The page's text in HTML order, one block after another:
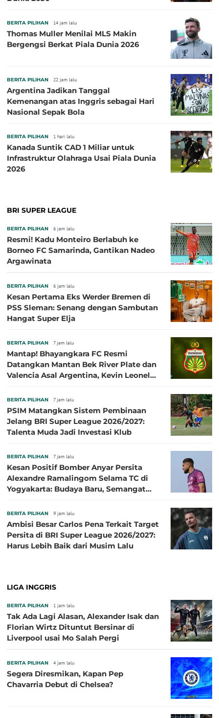
BERITA PILIHAN 14 jam lalu
Thomas Muller Menilai MLS Makin
Bergengsi Berkat Piala Dunia 2026
BERITA PILIHAN 22 jam lalu
Argentina Jadikan Tanggal
Kemenangan atas Inggris sebagai Hari
Nasional Sepak Bola
BERITA PILIHAN 1 hari lalu
Kanada Suntik CAD 1 Miliar untuk
Infrastruktur Olahraga Usai Piala Dunia
2026
BRI SUPER LEAGUE
BERITA PILIHAN 6 jam lalu
Resmi! Kadu Monteiro Berlabuh ke
Borneo FC Samarinda, Gantikan Nadeo
Argawinata
BERITA PILIHAN 6 jam lalu
Kesan Pertama Eks Werder Bremen di
PSS Sleman: Senang dengan Sambutan
Hangat Super Elja
BERITA PILIHAN 7 jam lalu
Mantap! Bhayangkara FC Resmi
Datangkan Mantan Bek River Plate dan
Valencia Asal Argentina, Kevin Leonel
BERITA PILIHAN 7 jam lalu
PSIM Matangkan Sistem Pembinaan
Jelang BRI Super League 2026/2027:
Talenta Muda Jadi Investasi Klub
BERITA PILIHAN 7 jam lalu
Kesan Positif Bomber Anyar Persita
Alexandre Ramalingom Selama TC di
Yogyakarta: Budaya Baru, Semangat
BERITA PILIHAN 9 jam lalu
Ambisi Besar Carlos Pena Terkait Target
Persita di BRI Super League 2026/2027:
Harus Lebih Baik dari Musim Lalu
LIGA INGGRIS
BERITA PILIHAN 1 jam lalu
Tak Ada Lagi Alasan, Alexander Isak dan
Florian Wirtz Dituntut Bersinar di
Liverpool usai Mo Salah Pergi
BERITA PILIHAN 4 jam lalu
Segera Diresmikan, Kapan Pep
Chavarria Debut di Chelsea?